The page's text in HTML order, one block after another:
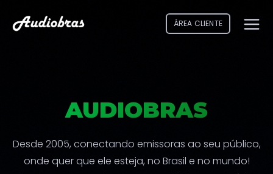
ÁREA CLIENTE
AUDIOBRAS
Desde 2005, conectando emissoras ao seu público,
onde quer que ele esteja, no Brasil e no mundo!